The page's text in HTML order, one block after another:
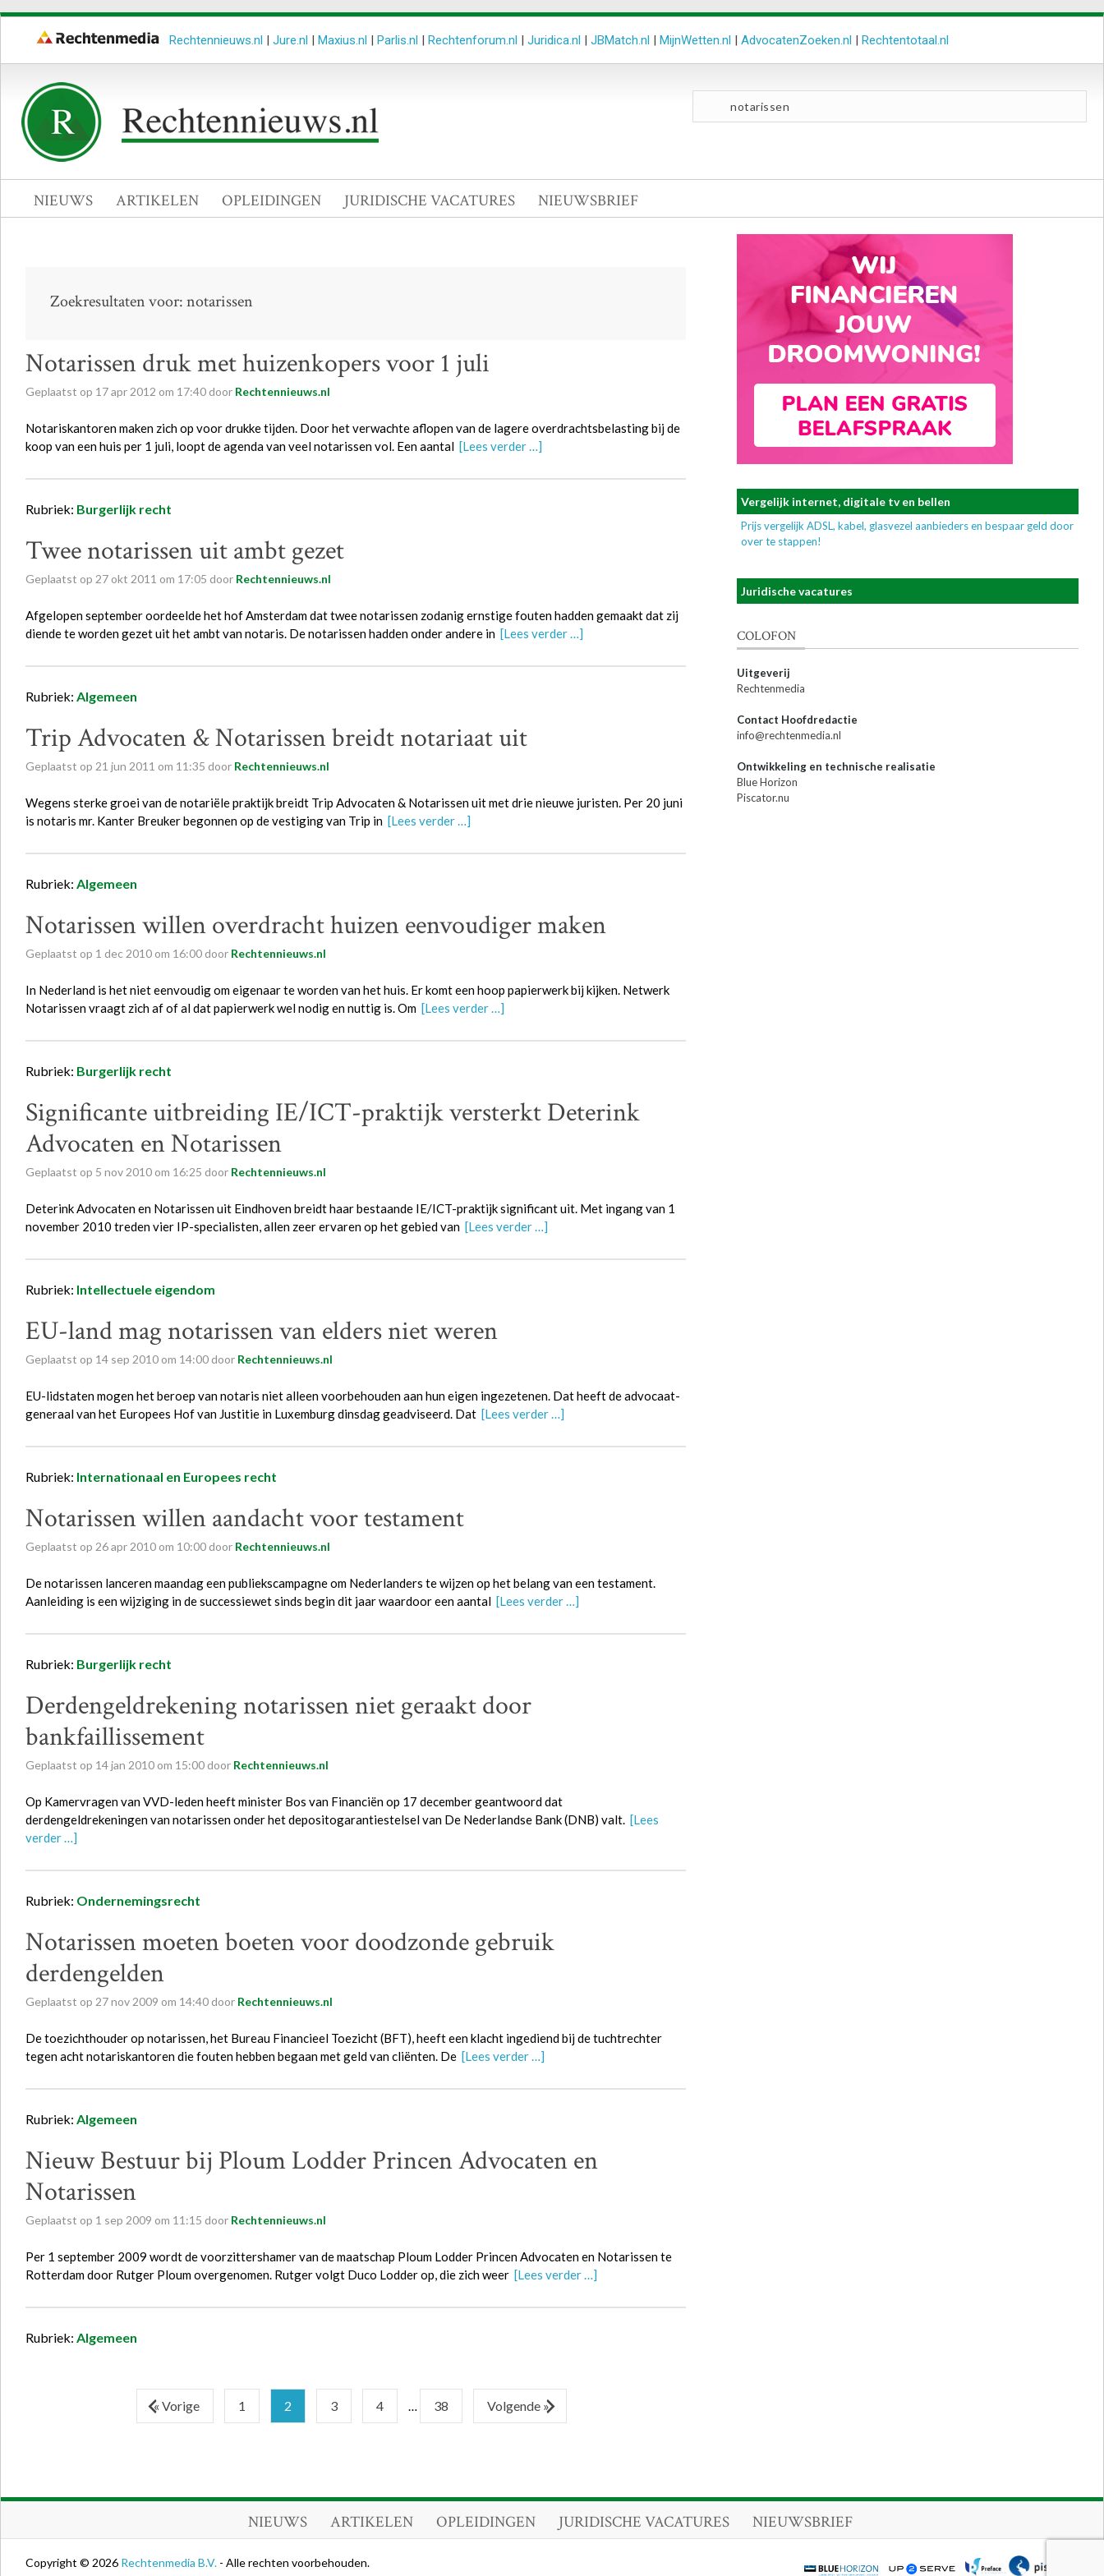
Rechtennieuws.nl | Jure.nl | Maxius.nl | Parlis.nl | Rechtenforum.nl | Juridica.nl | JBMatch.nl | MijnWetten.nl | AdvocatenZoeken.nl | Rechtentotaal.nl
NIEUWS ARTIKELEN OPLEIDINGEN JURIDISCHE VACATURES NIEUWSBRIEF
Zoekresultaten voor: notarissen
Notarissen druk met huizenkopers voor 1 juli
Geplaatst op 17apr 2012 om 17:40 door Rechtennieuws.nl
Notariskantoren maken zich op voor drukke tijden. Door het verwachte aflopen van de lagere overdrachtsbelasting bij de
koop van een huis per 1 juli, loopt de agenda van veel notarissen vol. Een aantal [Lees verder …]
Rubriek: Burgerlijk recht
Twee notarissen uit ambt gezet
Geplaatst op 27 okt 2011 om 17:05 door Rechtennieuws.nl
Afgelopen september oordeelde het hof Amsterdam dat twee notarissen zodanig ernstige fouten hadden gemaakt dat zij
diende te worden gezet uit het ambt van notaris. De notarissen hadden onder andere in [Lees verder …]
Rubriek: Algemeen
Trip Advocaten & Notarissen breidt notariaat uit
Geplaatst op 21 jun 2011 om 11:35 door Rechtennieuws.nl
Wegens sterke groei van de notariële praktijk breidt Trip Advocaten & Notarissen uit met drie nieuwe juristen. Per 20 juni
is notaris mr. Kanter Breuker begonnen op de vestiging van Trip in [Lees verder …]
Rubriek: Algemeen
Notarissen willen overdracht huizen eenvoudiger maken
Geplaatst op 1 dec 2010 om 16:00 door Rechtennieuws.nl
In Nederland is het niet eenvoudig om eigenaar te worden van het huis. Er komt een hoop papierwerk bij kijken. Netwerk
Notarissen vraagt zich af of al dat papierwerk wel nodig en nuttig is. Om [Lees verder …]
Rubriek: Burgerlijk recht
Significante uitbreiding IE/ICT-praktijk versterkt Deterink
Advocaten en Notarissen
Geplaatst op 5 nov 2010 om 16:25 door Rechtennieuws.nl
Deterink Advocaten en Notarissen uit Eindhoven breidt haar bestaande IE/ICT-praktijk significant uit. Met ingang van 1
november 2010 treden vier IP-specialisten, allen zeer ervaren op het gebied van [Lees verder …]
Rubriek: Intellectuele eigendom
EU-land mag notarissen van elders niet weren
Geplaatst op 14 sep 2010 om 14:00 door Rechtennieuws.nl
EU-lidstaten mogen het beroep van notaris niet alleen voorbehouden aan hun eigen ingezetenen. Dat heeft de advocaat-
generaal van het Europees Hof van Justitie in Luxemburg dinsdag geadviseerd. Dat [Lees verder …]
Rubriek: Internationaal en Europees recht
Notarissen willen aandacht voor testament
Geplaatst op 26apr 2010 om 10:00 door Rechtennieuws.nl
De notarissen lanceren maandag een publiekscampagne om Nederlanders te wijzen op het belang van een testament.
Aanleiding is een wijziging in de successiewet sinds begin dit jaar waardoor een aantal [Lees verder …]
Rubriek: Burgerlijk recht
Derdengeldrekening notarissen niet geraakt door
bankfaillissement
Geplaatst op 14jan 2010 om 15:00 door Rechtennieuws.nl
Op Kamervragen van VVD-leden heeft minister Bos van Financiën op 17 december geantwoord dat
derdengeldrekeningen van notarissen onder het depositogarantiestelsel van De Nederlandse Bank (DNB) valt. [Lees
verder …]
Rubriek: Ondernemingsrecht
Notarissen moeten boeten voor doodzonde gebruik
derdengelden
Geplaatst op 27nov 2009 om 14:40 door Rechtennieuws.nl
De toezichthouder op notarissen, het Bureau Financieel Toezicht (BFT), heeft een klacht ingediend bij de tuchtrechter
tegen acht notariskantoren die fouten hebben begaan met geld van cliënten. De [Lees verder …]
Rubriek: Algemeen
Nieuw Bestuur bij Ploum Lodder Princen Advocaten en
Notarissen
Geplaatst op 1 sep 2009 om 11:15 door Rechtennieuws.nl
Per 1 september 2009 wordt de voorzittershamer van de maatschap Ploum Lodder Princen Advocaten en Notarissen te
Rotterdam door Rutger Ploum overgenomen. Rutger volgt Duco Lodder op, die zich weer [Lees verder …]
Rubriek: Algemeen
« Vorige 1 2 3 4 … 38 Volgende »
Vergelijk internet, digitale tv en bellen
Prijs vergelijk ADSL, kabel, glasvezel aanbieders en bespaar geld door
over te stappen!
Juridische vacatures
COLOFON
Uitgeverij
Rechtenmedia
Contact Hoofdredactie
info@rechtenmedia.nl
Ontwikkeling en technische realisatie
Blue Horizon
Piscator.nu
NIEUWS ARTIKELEN OPLEIDINGEN JURIDISCHE VACATURES NIEUWSBRIEF
Copyright © 2026 Rechtenmedia B.V. - Alle rechten voorbehouden.